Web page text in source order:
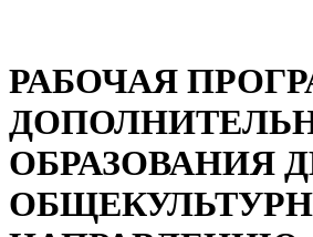
РАБОЧАЯ
ОБРАЗОВАНИЯ